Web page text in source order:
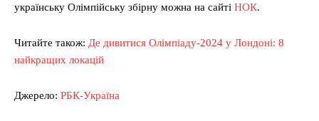
українську Олімпійську збірну можна на сайті НОК.
Читайте також: Де дивитися Олімпіаду-2024 у Лондоні: 8
найкращих локацій
Джерело: РБК-Україна